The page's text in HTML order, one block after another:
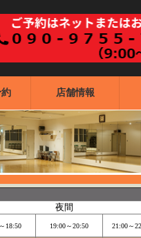
店舗情報
夜間
18:50 19:00～20:50 21:00～